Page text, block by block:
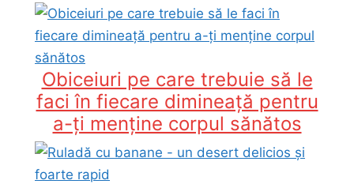
Obiceiuri pe care trebuie să le
faci în fiecare dimineață pentru
a-ți menține corpul sănătos